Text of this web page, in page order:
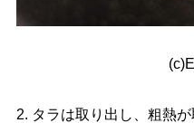
2. タラは取り出し、粗熱